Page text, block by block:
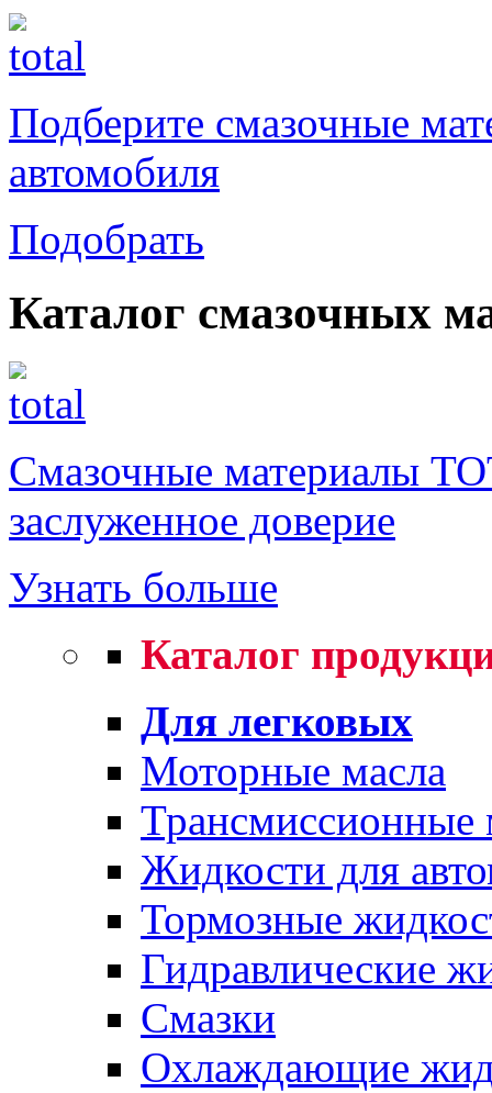
Подберите смазочные
автомобиля
Подобрать
Каталог смазочных
Смазочные материалы
заслуженное доверие
Узнать больше
Каталог
Для легковых
Моторные масла
Трансмиссионные
Жидкости для
Тормозные
Гидравлические
Смазки
Охлаждающие